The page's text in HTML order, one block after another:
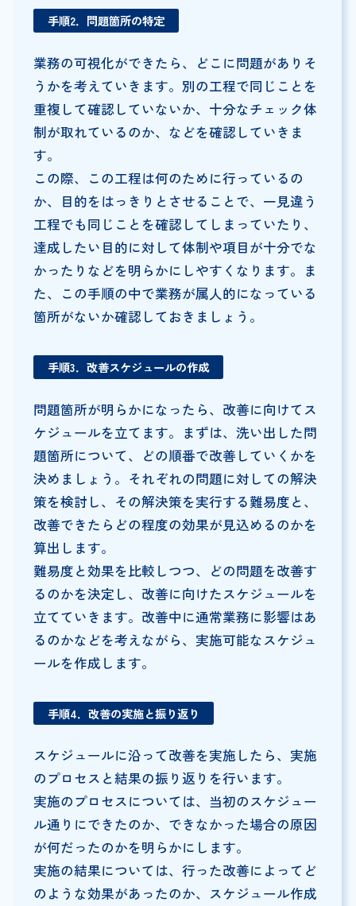
手順2．問題箇所の特定
業務の可視化ができたら、どこに問題がありそ
うかを考えていきます。別の工程で同じことを
重複して確認していないか、十分なチェック体
制が取れているのか、などを確認していきま
す。
この際、この工程は何のために行っているの
か、目的をはっきりとさせることで、一見違う
工程でも同じことを確認してしまっていたり、
達成したい目的に対して体制や項目が十分でな
かったりなどを明らかにしやすくなります。ま
た、この手順の中で業務が属人的になっている
箇所がないか確認しておきましょう。
手順3．改善スケジュールの作成
問題箇所が明らかになったら、改善に向けてス
ケジュールを立てます。まずは、洗い出した問
題箇所について、どの順番で改善していくかを
決めましょう。それぞれの問題に対しての解決
策を検討し、その解決策を実行する難易度と、
改善できたらどの程度の効果が見込めるのかを
算出します。
難易度と効果を比較しつつ、どの問題を改善す
るのかを決定し、改善に向けたスケジュールを
立てていきます。改善中に通常業務に影響はあ
るのかなどを考えながら、実施可能なスケジュ
ールを作成します。
手順4．改善の実施と振り返り
スケジュールに沿って改善を実施したら、実施
のプロセスと結果の振り返りを行います。
実施のプロセスについては、当初のスケジュー
ル通りにできたのか、できなかった場合の原因
が何だったのかを明らかにします。
実施の結果については、行った改善によってど
のような効果があったのか、スケジュール作成